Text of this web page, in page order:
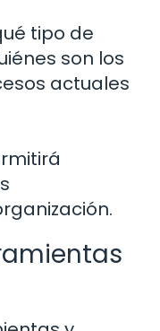
tipo de
son los
actuales